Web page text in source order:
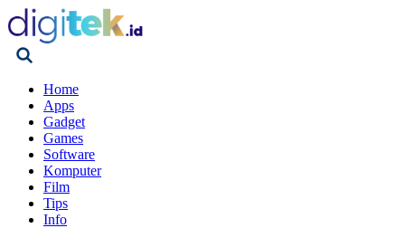
Home
Apps
Gadget
Games
Software
Komputer
Film
Tips
Info